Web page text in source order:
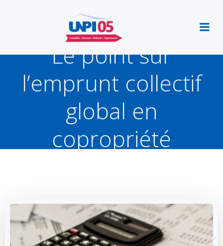
contenu
Le point sur
l’emprunt collectif
global en
copropriété